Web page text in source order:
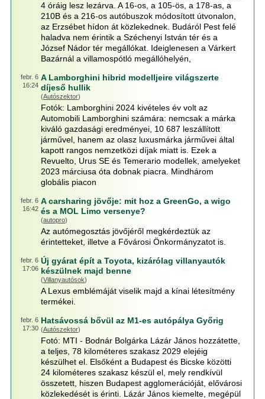
4 óráig lesz lezárva. A 16-os, a 105-ös, a 178-as, a
210B és a 216-os autóbuszok módosított útvonalon,
az Erzsébet hídon át közlekednek. Budáról Pest felé
haladva nem érintik a Széchenyi István tér és a
József Nádor tér megállókat. Ideiglenesen a Várkert
Bazárnál a villamospótló megállóhelyén,
febr. 6
16:24
A Lamborghini hibrid modelljeire világszerte
díjeső hullik
(Autószektor)
Fotók: Lamborghini 2024 kivételes év volt az
Automobili Lamborghini számára: nemcsak a márka
kiváló gazdasági eredményei, 10 687 leszállított
járművel, hanem az olasz luxusmárka járművei által
kapott rangos nemzetközi díjak miatt is. Ezek a
Revuelto, Urus SE és Temerario modellek, amelyeket
2023 márciusa óta dobnak piacra. Mindhárom
globális piacon
febr. 6
16:42
A carsharing jövője: mit hoz a GreenGo, a wigo
és a MOL Limo versenye?
(autopro)
Az autómegosztás jövőjéről megkérdeztük az
érintetteket, illetve a Fővárosi Önkormányzatot is.
febr. 6
17:06
Új gyárat épít a Toyota, kizárólag villanyautók
készülnek majd benne
(Villanyautósok)
A Lexus emblémáját viselik majd a kínai létesítmény
termékei.
febr. 6
17:30
Hatsávossá bővül az M1-es autópálya Győrig
(Autószektor)
Fotó: MTI - Bodnár Bolgárka Lázár János hozzátette,
a teljes, 78 kilométeres szakasz 2029 elejéig
készülhet el. Elsőként a Budapest és Bicske közötti
24 kilométeres szakasz készül el, mely rendkívül
összetett, hiszen Budapest agglomerációját, elővárosi
közlekedését is érinti. Lázár János kiemelte, megépül